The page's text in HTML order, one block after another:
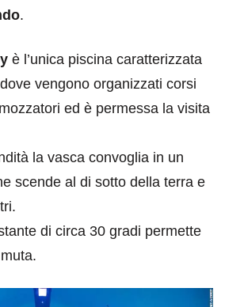
.
è l’unica piscina caratterizzata
vengono organizzati corsi
ed è permessa la visita
la vasca convoglia in un
scende al di sotto della terra e
di circa 30 gradi permette